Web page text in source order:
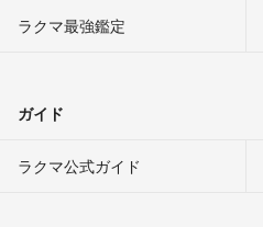
ラクマ最強鑑定
ガイド
ラクマ公式ガイド